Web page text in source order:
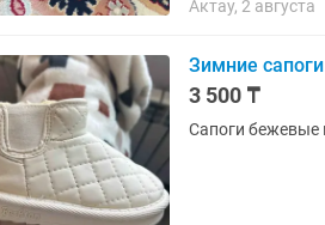
Актау, 2 августа
Зимние
3 500 ₸
Сапоги бежевые